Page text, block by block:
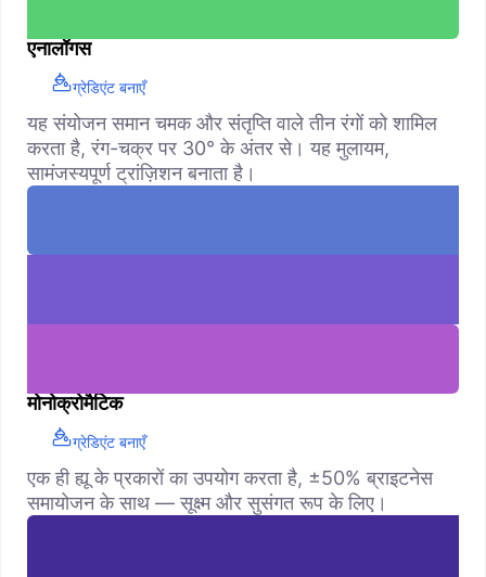
एनालॉगस
ग्रेडिएंट बनाएँ
यह संयोजन समान चमक और संतृप्ति वाले तीन रंगों को शामिल
करता है, रंग-चक्र पर 30° के अंतर से। यह मुलायम,
सामंजस्यपूर्ण ट्रांज़िशन बनाता है।
मोनोक्रोमैटिक
ग्रेडिएंट बनाएँ
एक ही ह्यू के प्रकारों का उपयोग करता है, ±50% ब्राइटनेस
समायोजन के साथ — सूक्ष्म और सुसंगत रूप के लिए।